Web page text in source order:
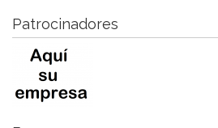
Patrocinadores